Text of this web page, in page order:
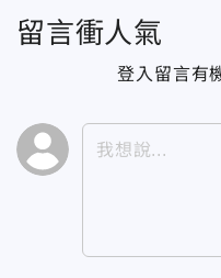
留言衝人氣
登入留言有